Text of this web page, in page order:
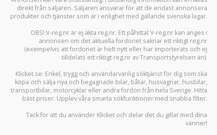
direkt från säljaren. Säljaren ansvarar för att de endast annonsera
produkter och tjänster som är i enlighet med gällande svenska lagar.
OBS! V-reg.nr är ej äkta reg.nr. Ett påhittat V-reg.nr kan anges i
annonsen om det aktuella fordonet saknar ett riktigt reg.nr
(exempelvis att fordonet är helt nytt eller har importerats och ej
tilldelats ett riktigt reg.nr av Transportstyrelsen än).
Klicket.se: Enkel, trygg och användarvänlig söktjänst för dig som ska
köpa och sälja nya och begagnade bilar, båtar, husvagnar, husbilar,
transportbilar, motorcyklar eller andra fordon från hela Sverige. Hitta
bäst priser. Upplev våra smarta sökfunktioner med snabba filter.
Tack för att du använder Klicket och delar det du gillar med dina
vänner!